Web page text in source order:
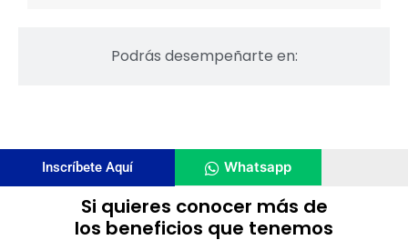
Podrás desempeñarte en:
Inscríbete Aquí Whatsapp
Si quieres conocer más de
los beneficios que tenemos